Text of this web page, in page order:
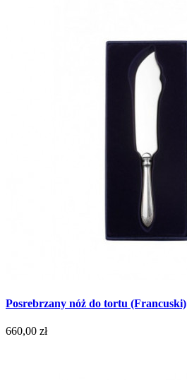
Posrebrzany nóż do tortu (Francuski)
660,00 zł